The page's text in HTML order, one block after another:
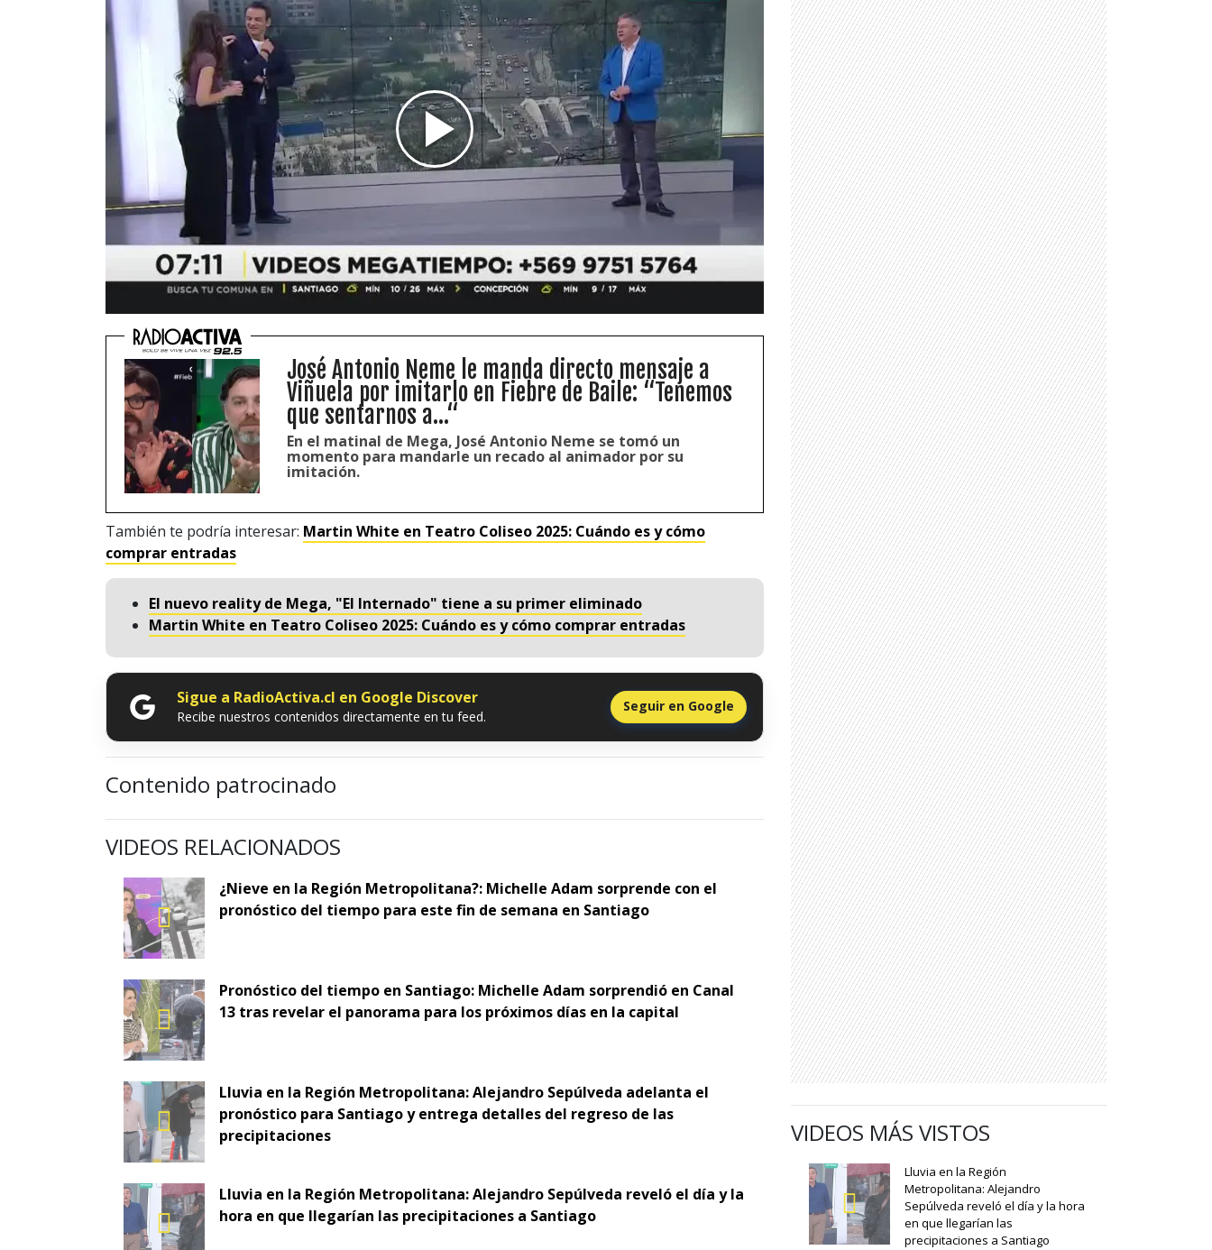
José Antonio Neme le manda directo mensaje a
Viñuela por imitarlo en Fiebre de Baile: “Tenemos
que sentarnos a...“
En el matinal de Mega, José Antonio Neme se tomó un
momento para mandarle un recado al animador por su
imitación.
También te podría interesar: Martin White en Teatro Coliseo 2025: Cuándo es y cómo
comprar entradas
El nuevo reality de Mega, "El Internado" tiene a su primer eliminado
Martin White en Teatro Coliseo 2025: Cuándo es y cómo comprar entradas
Sigue a RadioActiva.cl en Google Discover
Recibe nuestros contenidos directamente en tu feed.
Seguir en Google
Contenido patrocinado
VIDEOS RELACIONADOS
¿Nieve en la Región Metropolitana?: Michelle Adam sorprende con el
pronóstico del tiempo para este fin de semana en Santiago
Pronóstico del tiempo en Santiago: Michelle Adam sorprendió en Canal
13 tras revelar el panorama para los próximos días en la capital
Lluvia en la Región Metropolitana: Alejandro Sepúlveda adelanta el
pronóstico para Santiago y entrega detalles del regreso de las
precipitaciones
Lluvia en la Región Metropolitana: Alejandro Sepúlveda reveló el día y la
hora en que llegarían las precipitaciones a Santiago
VIDEOS MÁS VISTOS
Lluvia en la Región
Metropolitana: Alejandro
Sepúlveda reveló el día y la hora
en que llegarían las
precipitaciones a Santiago